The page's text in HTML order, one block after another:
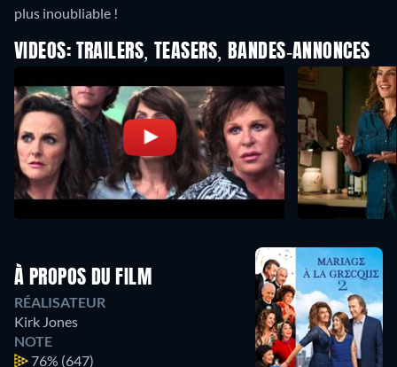
plus inoubliable !
VIDEOS: TRAILERS, TEASERS, BANDES-ANNONCES
À PROPOS DU FILM
RÉALISATEUR
Kirk Jones
NOTE
76% (647)